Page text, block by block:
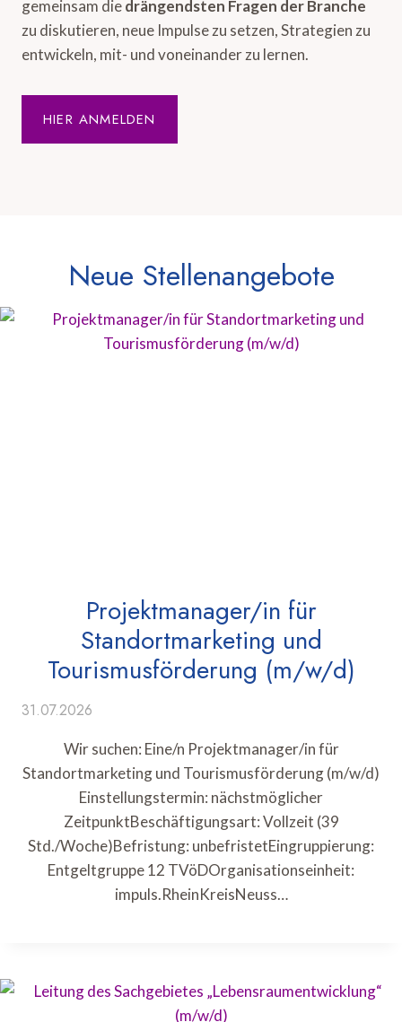
gemeinsam diedrängendsten Fragen der Branche
zu diskutieren, neue Impulse zu setzen, Strategien zu
entwickeln, mit- und voneinander zu lernen.
HIER ANMELDEN
Neue Stellenangebote
Projektmanager/in für
Standortmarketing und
Tourismusförderung (m/w/d)
31.07.2026
Wir suchen: Eine/n Projektmanager/in für
Standortmarketing und Tourismusförderung (m/w/d)
Einstellungstermin: nächstmöglicher
ZeitpunktBeschäftigungsart: Vollzeit (39
Std./Woche)Befristung: unbefristetEingruppierung:
Entgeltgruppe 12 TVöDOrganisationseinheit:
impuls.RheinKreisNeuss…